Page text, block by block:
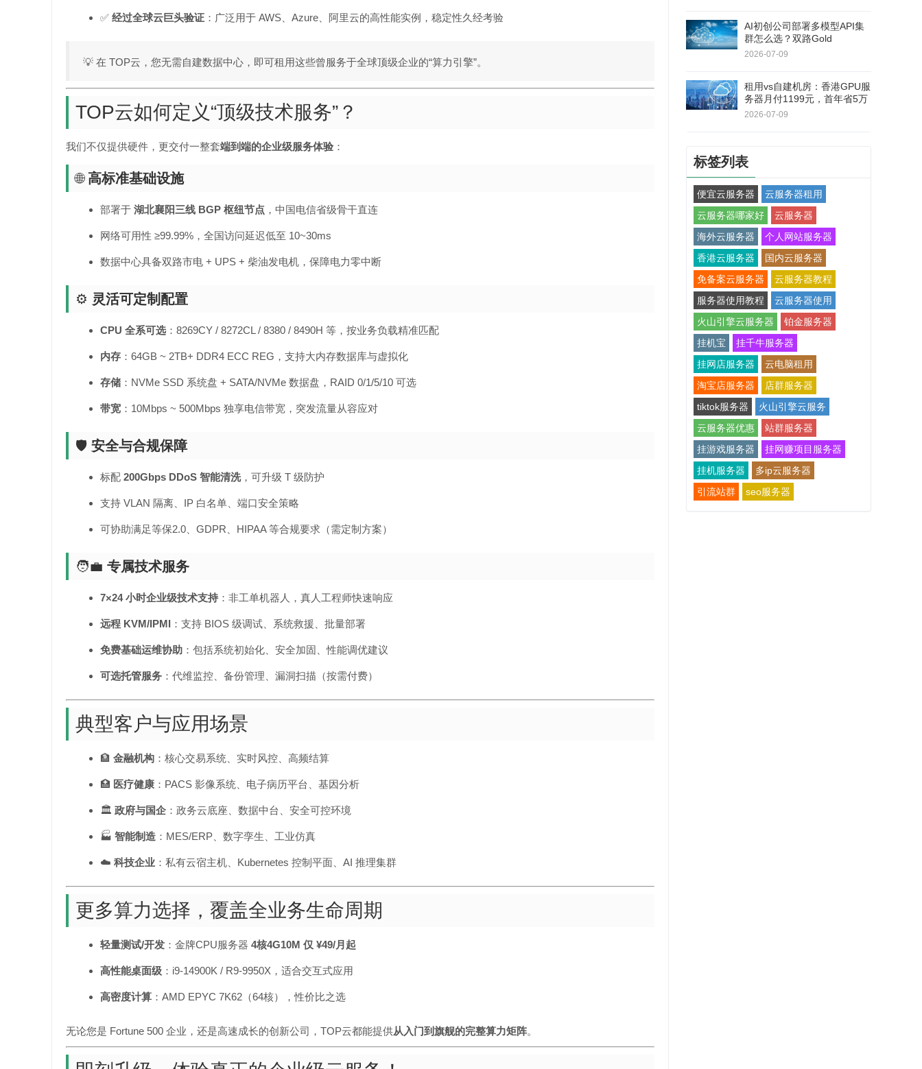
✅ 经过全球云巨头验证：广泛用于 AWS、Azure、阿里云的高性能实例，稳定性久经考验
💡 在 TOP云，您无需自建数据中心，即可租用这些曾服务于全球顶级企业的“算力引擎”。
TOP云如何定义“顶级技术服务”？
我们不仅提供硬件，更交付一整套端到端的企业级服务体验：
🌐高标准基础设施
部署于 湖北襄阳三线 BGP 枢纽节点，中国电信省级骨干直连
网络可用性 ≥99.99%，全国访问延迟低至 10~30ms
数据中心具备双路市电 + UPS + 柴油发电机，保障电力零中断
⚙️ 灵活可定制配置
CPU 全系可选：8269CY / 8272CL / 8380 / 8490H 等，按业务负载精准匹配
内存：64GB ~ 2TB+ DDR4 ECC REG，支持大内存数据库与虚拟化
存储：NVMe SSD 系统盘 + SATA/NVMe 数据盘，RAID 0/1/5/10 可选
带宽：10Mbps ~ 500Mbps 独享电信带宽，突发流量从容应对
🛡️ 安全与合规保障
标配 200Gbps DDoS 智能清洗，可升级 T 级防护
支持 VLAN 隔离、IP 白名单、端口安全策略
可协助满足等保2.0、GDPR、HIPAA 等合规要求（需定制方案）
🧑‍💼 专属技术服务
7×24 小时企业级技术支持：非工单机器人，真人工程师快速响应
远程 KVM/IPMI：支持 BIOS 级调试、系统救援、批量部署
免费基础运维协助：包括系统初始化、安全加固、性能调优建议
可选托管服务：代维监控、备份管理、漏洞扫描（按需付费）
典型客户与应用场景
🏦 金融机构：核心交易系统、实时风控、高频结算
🏥 医疗健康：PACS 影像系统、电子病历平台、基因分析
🏛️ 政府与国企：政务云底座、数据中台、安全可控环境
🏭 智能制造：MES/ERP、数字孪生、工业仿真
☁️ 科技企业：私有云宿主机、Kubernetes 控制平面、AI 推理集群
更多算力选择，覆盖全业务生命周期
轻量测试/开发：金牌CPU服务器 4核4G10M 仅 ¥49/月起
高性能桌面级：i9-14900K / R9-9950X，适合交互式应用
高密度计算：AMD EPYC 7K62（64核），性价比之选
无论您是 Fortune 500 企业，还是高速成长的创新公司，TOP云都能提供从入门到旗舰的完整算力矩阵。
AI初创公司部署多模型API集
群怎么选？双路Gold
6138+RTX 5060Ti，40核80
2026-07-09
租用vs自建机房：香港GPU服
务器月付1199元，首年省5万
+不用自己修硬件
2026-07-09
标签列表
便宜云服务器
云服务器租用
云服务器哪家好
云服务器
海外云服务器
个人网站服务器
香港云服务器
国内云服务器
免备案云服务器
云服务器教程
服务器使用教程
云服务器使用
火山引擎云服务器
铂金服务器
挂机宝
挂千牛服务器
挂网店服务器
云电脑租用
淘宝店服务器
店群服务器
tiktok服务器
火山引擎云服务
云服务器优惠
站群服务器
挂游戏服务器
挂网赚项目服务器
挂机服务器
多ip云服务器
引流站群
seo服务器